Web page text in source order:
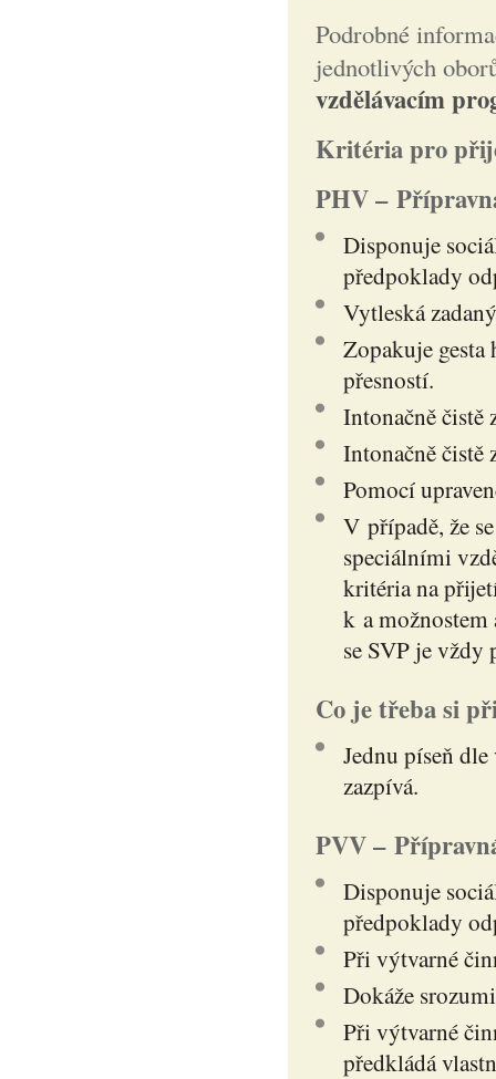
Podrobné
jednotlivých
vzdělávacím
Kritéria pro
PHV –
Disponuje
předpoklady
Vytleská
Zopakuje
přesností.
Intonačně čistě
Intonačně čistě
Pomocí
V případě, že
speciálními
kritéria na
k a
se SVP je
Co je třeba si
Jednu píseň
zazpívá.
PVV –
Disponuje
předpoklady
Při výtvarné
Dokáže
Při výtvarné
předkládá